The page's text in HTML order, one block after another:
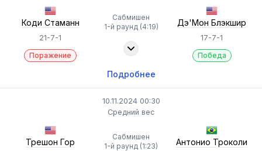
Коди Стаманн
21-7-1
Поражение
Сабмишен
1-й раунд (4:19)
Дэ'Мон Блэкшир
17-7-1
Победа
Подробнее
10.11.2024 00:30
Средний вес
Трешон Гор
Сабмишен
1-й раунд (1:23)
Антонио Троколи